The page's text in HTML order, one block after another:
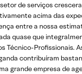
de serviços
acima das
entre a nossa
quase que
Técnico-Profissionais.
contribuíram
grande empresa de